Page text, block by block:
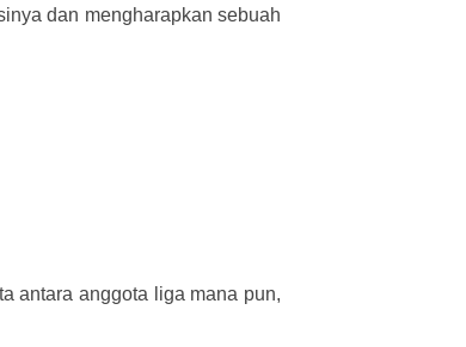
dan mengharapkan sebuah
antara anggota liga mana pun,